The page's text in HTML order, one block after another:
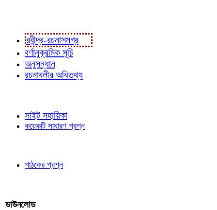
রবীন্দ্র-রচনাসমগ্র
বর্ণানুক্রমিক সূচি
অনুসন্ধান
রচনাবলীর অধিতথ্য
সাইট সহায়িকা
কয়েকটি সাধারণ প্রশ্ন
পাঠকের প্রশ্ন
ডাউনলোড